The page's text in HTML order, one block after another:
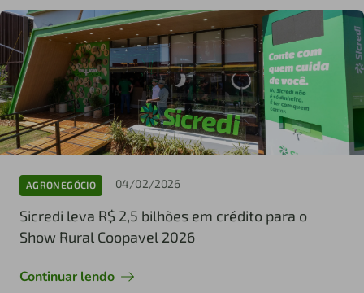
AGRONEGÓCIO 04/02/2026
Sicredi leva R$ 2,5 bilhões em crédito para o
Show Rural Coopavel 2026
Continuar lendo